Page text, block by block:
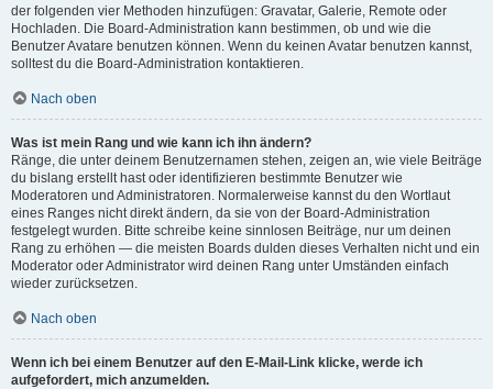
der folgenden vier Methoden hinzufügen: Gravatar, Galerie, Remote oder
Hochladen. Die Board-Administration kann bestimmen, ob und wie die
Benutzer Avatare benutzen können. Wenn du keinen Avatar benutzen kannst,
solltest du die Board-Administration kontaktieren.
Nach oben
Was ist mein Rang und wie kann ich ihn ändern?
Ränge, die unter deinem Benutzernamen stehen, zeigen an, wie viele Beiträge
du bislang erstellt hast oder identifizieren bestimmte Benutzer wie
Moderatoren und Administratoren. Normalerweise kannst du den Wortlaut
eines Ranges nicht direkt ändern, da sie von der Board-Administration
festgelegt wurden. Bitte schreibe keine sinnlosen Beiträge, nur um deinen
Rang zu erhöhen — die meisten Boards dulden dieses Verhalten nicht und ein
Moderator oder Administrator wird deinen Rang unter Umständen einfach
wieder zurücksetzen.
Nach oben
Wenn ich bei einem Benutzer auf den E-Mail-Link klicke, werde ich
aufgefordert, mich anzumelden.